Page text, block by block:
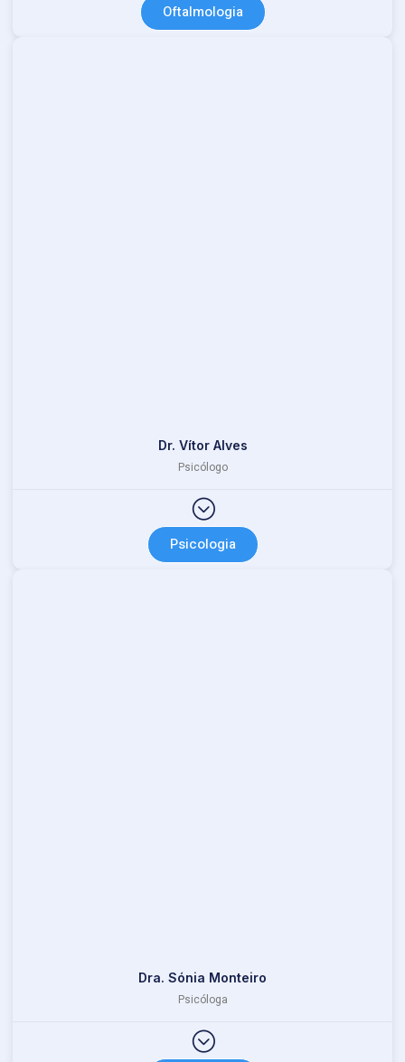
Oftalmologia
Dr. Vítor Alves
Psicólogo
Psicologia
Dra. Sónia Monteiro
Psicóloga